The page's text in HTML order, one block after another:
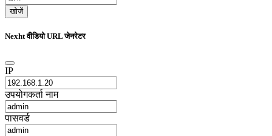
खोजें
Nexht वीडियो URL जेनरेटर
IP
उपयोगकर्ता नाम
पासवर्ड